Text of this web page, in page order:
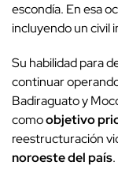
escondía. En esa
incluyendo un civil
Su habilidad para
continuar
Badiraguato y
comoobjetivo
reestructuración
noroeste del país.